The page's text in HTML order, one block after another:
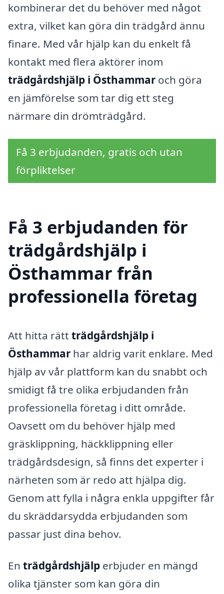
kombinerar det du behöver med något
extra, vilket kan göra din trädgård ännu
finare. Med vår hjälp kan du enkelt få
kontakt med flera aktörer inom
trädgårdshjälp i Östhammar och göra
en jämförelse som tar dig ett steg
närmare din drömträdgård.
Få 3 erbjudanden, gratis och utan
förpliktelser
Få 3 erbjudanden för
trädgårdshjälp i
Östhammar från
professionella företag
Att hitta rätt trädgårdshjälp i
Östhammar har aldrig varit enklare. Med
hjälp av vår plattform kan du snabbt och
smidigt få tre olika erbjudanden från
professionella företag i ditt område.
Oavsett om du behöver hjälp med
gräsklippning, häckklippning eller
trädgårdsdesign, så finns det experter i
närheten som är redo att hjälpa dig.
Genom att fylla i några enkla uppgifter får
du skräddarsydda erbjudanden som
passar just dina behov.
En trädgårdshjälp erbjuder en mängd
olika tjänster som kan göra din